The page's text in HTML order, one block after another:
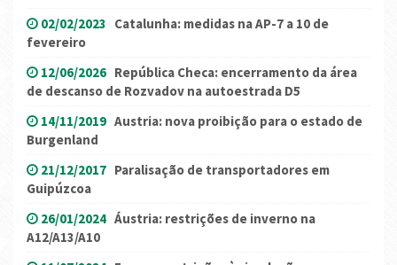
02/02/2023 Catalunha: medidas na AP-7 a 10 de
fevereiro
12/06/2026 República Checa: encerramento da área
de descanso de Rozvadov na autoestrada D5
14/11/2019 Austria: nova proibição para o estado de
Burgenland
21/12/2017 Paralisação de transportadores em
Guipúzcoa
26/01/2024 Áustria: restrições de inverno na
A12/A13/A10